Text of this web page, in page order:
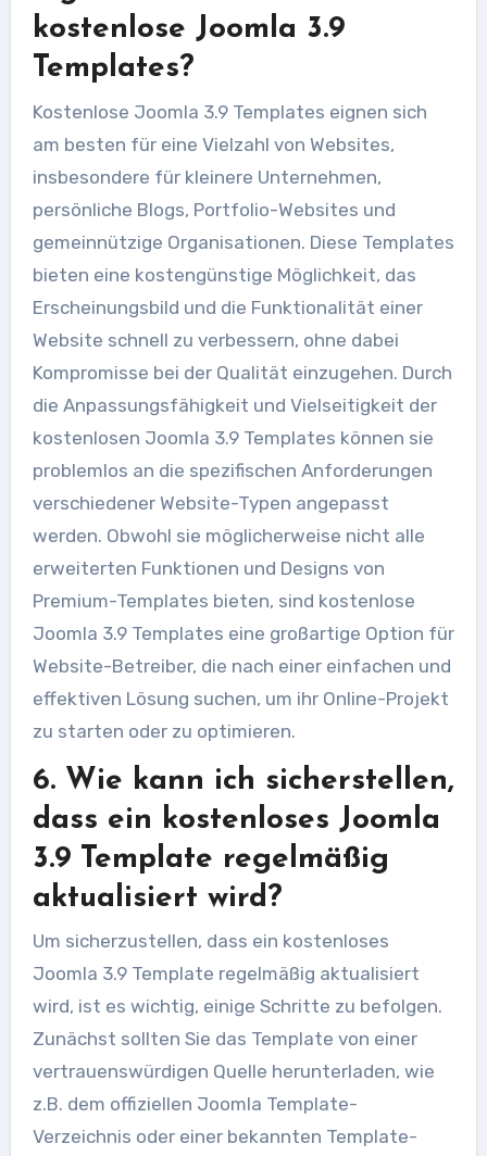
kostenlose Joomla 3.9
Templates?
Kostenlose Joomla 3.9 Templates eignen sich
am besten für eine Vielzahl von Websites,
insbesondere für kleinere Unternehmen,
persönliche Blogs, Portfolio-Websites und
gemeinnützige Organisationen. Diese Templates
bieten eine kostengünstige Möglichkeit, das
Erscheinungsbild und die Funktionalität einer
Website schnell zu verbessern, ohne dabei
Kompromisse bei der Qualität einzugehen. Durch
die Anpassungsfähigkeit und Vielseitigkeit der
kostenlosen Joomla 3.9 Templates können sie
problemlos an die spezifischen Anforderungen
verschiedener Website-Typen angepasst
werden. Obwohl sie möglicherweise nicht alle
erweiterten Funktionen und Designs von
Premium-Templates bieten, sind kostenlose
Joomla 3.9 Templates eine großartige Option für
Website-Betreiber, die nach einer einfachen und
effektiven Lösung suchen, um ihr Online-Projekt
zu starten oder zu optimieren.
6. Wie kann ich sicherstellen,
dass ein kostenloses Joomla
3.9 Template regelmäßig
aktualisiert wird?
Um sicherzustellen, dass ein kostenloses
Joomla 3.9 Template regelmäßig aktualisiert
wird, ist es wichtig, einige Schritte zu befolgen.
Zunächst sollten Sie das Template von einer
vertrauenswürdigen Quelle herunterladen, wie
z.B. dem offiziellen Joomla Template-
Verzeichnis oder einer bekannten Template-